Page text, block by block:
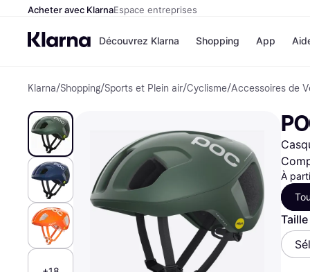
Acheter avec KlarnaEspace entreprises
Découvrez Klarna
Options de
Payer maintenant
Paiement en 3 fois
Paiement à 30 jours
Klarna sur Apple Pay
Shopping
Magasins
Airbnb
Temu
JD
Voir tous les
App
Klarna/Shopping/Sports et Plein air/Cyclisme/Accessoires de
À